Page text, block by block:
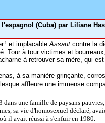
(Cuba) par Liliane
1 et implacableAssaut contre la
Tour à tour victimes et
à retrouver sa mère, qui
à sa manière grinçante,
affleure une immense
une famille de paysans
sa vie d'homosexuel déclaré,
il avait réussi à s'enfuir en 1980.